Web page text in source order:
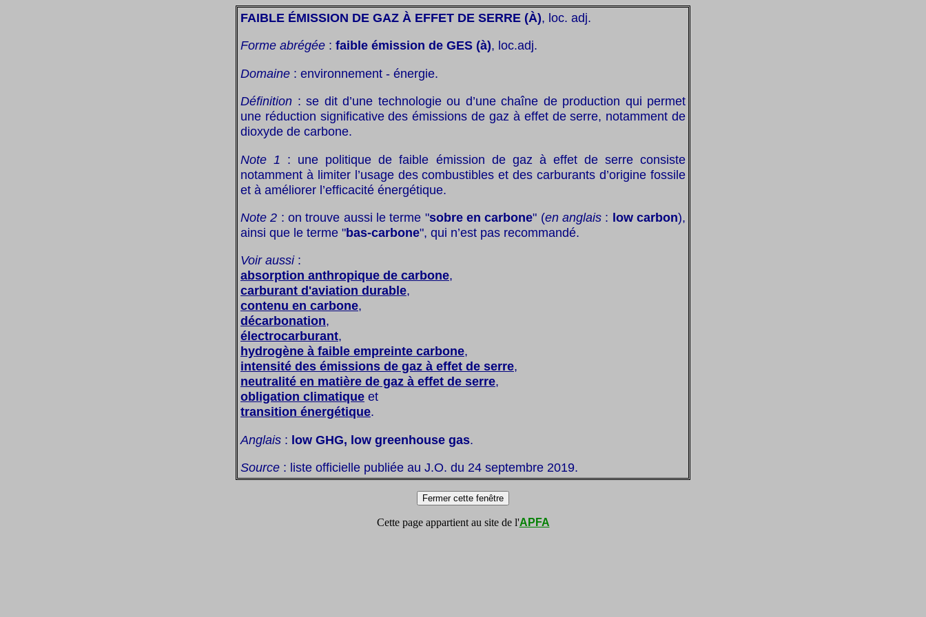
FAIBLE ÉMISSION DE GAZ À EFFET DE SERRE (À), loc. adj.
Forme abrégée : faible émission de GES (à), loc.adj.
Domaine : environnement - énergie.
Définition : se dit d’une technologie ou d’une chaîne de production qui permet
une réduction significative des émissions de gaz à effet de serre, notamment de
dioxyde de carbone.
Note 1 : une politique de faible émission de gaz à effet de serre consiste
notamment à limiter l’usage des combustibles et des carburants d’origine fossile
et à améliorer l’efficacité énergétique.
Note 2 : on trouve aussi le terme "sobre en carbone" (en anglais : low carbon),
ainsi que le terme "bas-carbone", qui n’est pas recommandé.
Voir aussi:
absorption anthropique de carbone,
carburant d'aviation durable,
contenu en carbone,
décarbonation,
électrocarburant,
hydrogène à faible empreinte carbone,
intensité des émissions de gaz à effet de serre,
neutralité en matière de gaz à effet de serre,
obligation climatique et
transition énergétique.
Anglais : low GHG, low greenhouse gas.
Source : liste officielle publiée au J.O. du 24 septembre 2019.
Cette page appartient au site de l'APFA